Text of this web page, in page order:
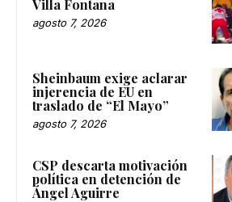
Villa Fontana
agosto 7, 2026
Sheinbaum exige aclarar
injerencia de EU en
traslado de “El Mayo”
agosto 7, 2026
CSP descarta motivación
política en detención de
Ángel Aguirre